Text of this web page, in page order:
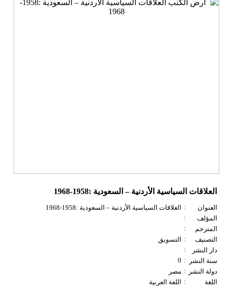
العلاقات السياسية الأردنية – السعودية :1958-1968
العنوان :
العلاقات السياسية الأردنية – السعودية :1958-1968
المؤلف
:
المترجم
:
التصنيف
:
التسويق
دار النشر
:
سنة النشر
:
0
دولة النشر
: مصر
اللغة
: اللغة العربية